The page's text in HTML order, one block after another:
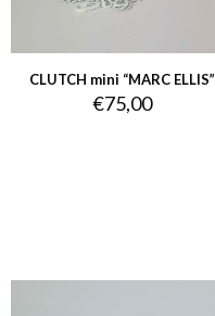
CLUTCH mini “MARC ELLIS”
€75,00